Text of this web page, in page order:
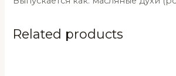
Related products